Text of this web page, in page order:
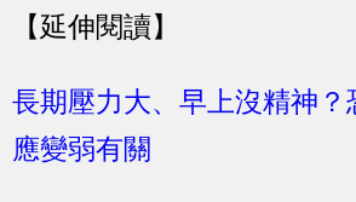
【延伸閱讀】
長期壓力大、早上沒精神？
應變弱有關